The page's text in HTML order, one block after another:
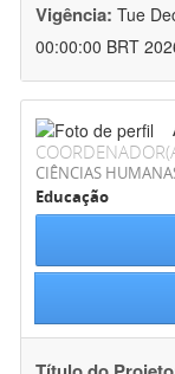
Vigência: Tue
00:00:00 BRT
CIÊNCIAS
Educação